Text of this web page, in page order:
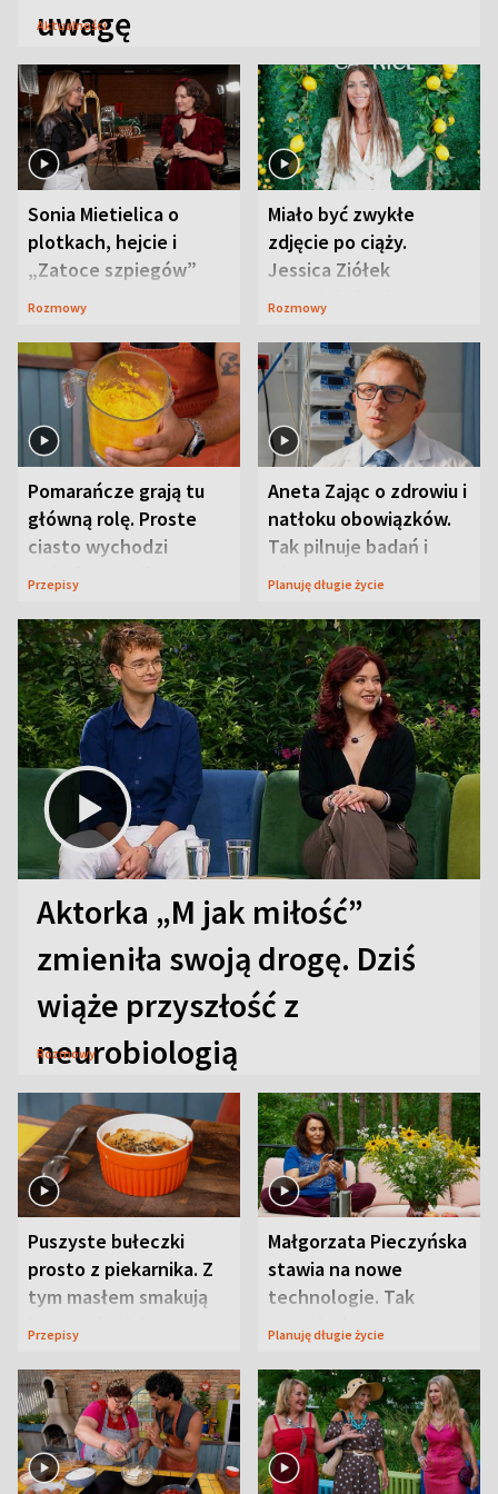
uwagę
Aktualności
Sonia Mietielica o
plotkach, hejcie i
„Zatoce szpiegów”
Rozmowy
Miało być zwykłe
zdjęcie po ciąży.
Jessica Ziółek
wywołała lawinę
Rozmowy
Pomarańcze grają tu
główną rolę. Proste
ciasto wychodzi
wyjątkowo wilgotne
Przepisy
Aneta Zając o zdrowiu i
natłoku obowiązków.
Tak pilnuje badań i
wizyt
Planuję długie życie
Aktorka „M jak miłość”
zmieniła swoją drogę. Dziś
wiąże przyszłość z
neurobiologią
Rozmowy
Puszyste bułeczki
prosto z piekarnika. Z
tym masłem smakują
jeszcze lepiej
Przepisy
Małgorzata Pieczyńska
stawia na nowe
technologie. Tak
organizuje sprawy
Planuję długie życie